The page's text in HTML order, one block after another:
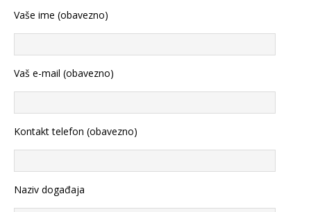
Vaše ime (obavezno)
Vaš e-mail (obavezno)
Kontakt telefon (obavezno)
Naziv događaja